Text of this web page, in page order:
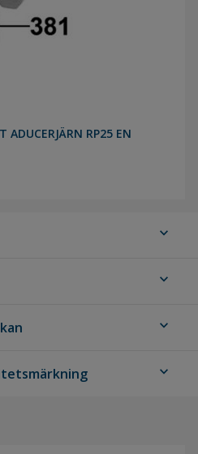
ADUCERJÄRN RP25 EN
expand_more
expand_more
expand_more
expand_more